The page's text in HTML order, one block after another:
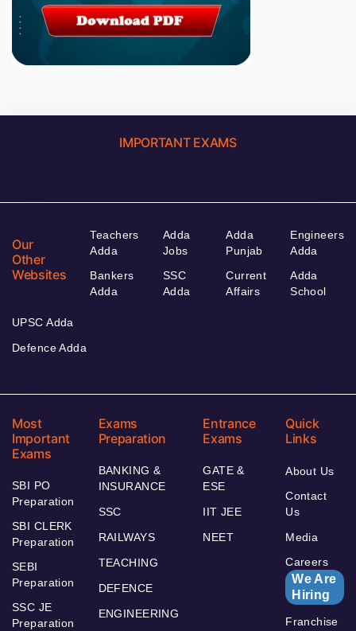
IMPORTANT EXAMS
Our
Other
Websites
Teachers
Adda
Bankers
Adda
Adda
Jobs
SSC
Adda
Adda
Punjab
Current
Affairs
Engineers
Adda
Adda
School
UPSC Adda
Defence Adda
Most
Important
Exams
SBI PO
Preparation
SBI CLERK
Preparation
SEBI
Preparation
SSC JE
Preparation
Exams
Preparation
BANKING &
INSURANCE
SSC
RAILWAYS
TEACHING
DEFENCE
ENGINEERING
Entrance
Exams
GATE &
ESE
IIT JEE
NEET
Quick
Links
About Us
Contact
Us
Media
Careers
We Are
Hiring
Franchise